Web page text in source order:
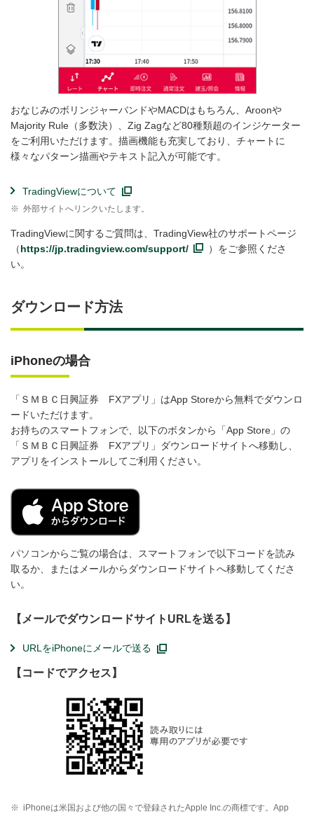
おなじみのボリンジャーバンドやMACDはもちろん、Aroonや
Majority Rule（多数決）、Zig Zagなど80種類超のインジケーター
をご利用いただけます。描画機能も充実しており、チャートに
様々なパターン描画やテキスト記入が可能です。
TradingViewについて
※ 外部サイトへリンクいたします。
TradingViewに関するご質問は、TradingView社のサポートページ
（https://jp.tradingview.com/support/
）をご参照くださ
い。
ダウンロード方法
iPhoneの場合
「ＳＭＢＣ日興証券 FXアプリ」はApp Storeから無料でダウンロ
ードいただけます。
お持ちのスマートフォンで、以下のボタンから「App Store」の
「ＳＭＢＣ日興証券 FXアプリ」ダウンロードサイトへ移動し、
アプリをインストールしてご利用ください。
パソコンからご覧の場合は、スマートフォンで以下コードを読み
取るか、またはメールからダウンロードサイトへ移動してくださ
い。
【メールでダウンロードサイトURLを送る】
URLをiPhoneにメールで送る
【コードでアクセス】
※ iPhoneは米国および他の国々で登録されたApple Inc.の商標です。App